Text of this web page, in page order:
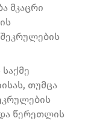
მკაცრი
თუმცა
წერეთლის